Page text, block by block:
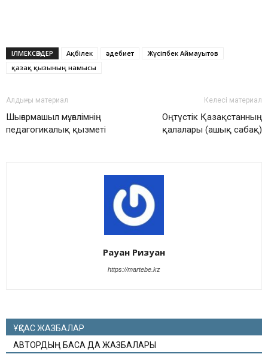
ІЛМЕКСӨЗДЕР Ақбілек әдебиет
Жүсіпбек Аймауытов
қазақ қызының намысы
Алдыңғы материал
Шығармашыл мұғалімнің
педагогикалық қызметі
Келесі материал
Оңтүстік Қазақстанның
қалалары (ашық сабақ)
Рауан Ризуан
https://martebe.kz
ҰҚСАС ЖАЗБАЛАР
АВТОРДЫҢ БАСҚА ДА ЖАЗБАЛАРЫ